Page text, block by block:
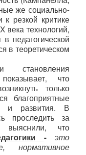
же социально-
к резкой критике
века технологий,
педагогической
в теоретическом
становления
что
только
благоприятные
и развития. В
проследить за
что
- это
нормативное